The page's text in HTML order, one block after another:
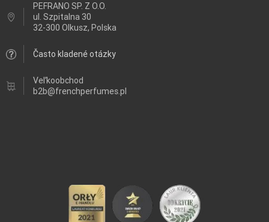
PEFRANO SP. Z O.O.
ul. Szpitalna 30
32-300 Olkusz, Polska
Často kladené otázky
Veľkoobchod
b2b@frenchperfumes.pl